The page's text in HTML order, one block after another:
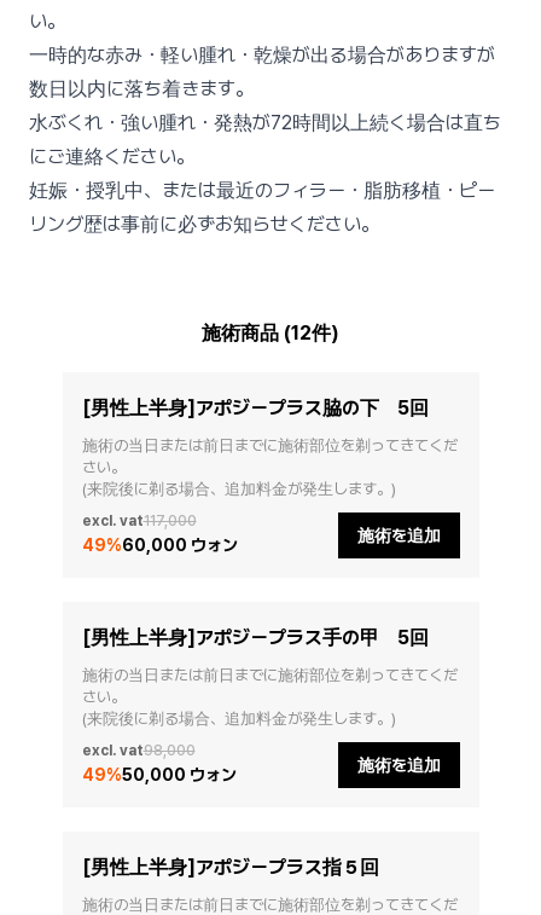
い。
一時的な赤み・軽い腫れ・乾燥が出る場合がありますが
数日以内に落ち着きます。
水ぶくれ・強い腫れ・発熱が72時間以上続く場合は直ち
にご連絡ください。
妊娠・授乳中、または最近のフィラー・脂肪移植・ピー
リング歴は事前に必ずお知らせください。
施術商品 (12件)
[男性上半身]アポジープラス脇の下 5回
施術の当日または前日までに施術部位を剃ってきてくだ
さい。
(来院後に剃る場合、追加料金が発生します。)
excl. vat117,000
49%60,000 ウォン 施術を追加
[男性上半身]アポジープラス手の甲 5回
施術の当日または前日までに施術部位を剃ってきてくだ
さい。
(来院後に剃る場合、追加料金が発生します。)
excl. vat98,000
49%50,000 ウォン 施術を追加
[男性上半身]アポジープラス指５回
施術の当日または前日までに施術部位を剃ってきてくだ